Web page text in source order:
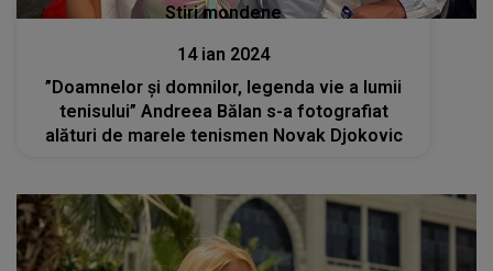
Stiri mondene
14 ian 2024
”Doamnelor și domnilor, legenda vie a lumii
tenisului” Andreea Bălan s-a fotografiat
alături de marele tenismen Novak Djokovic